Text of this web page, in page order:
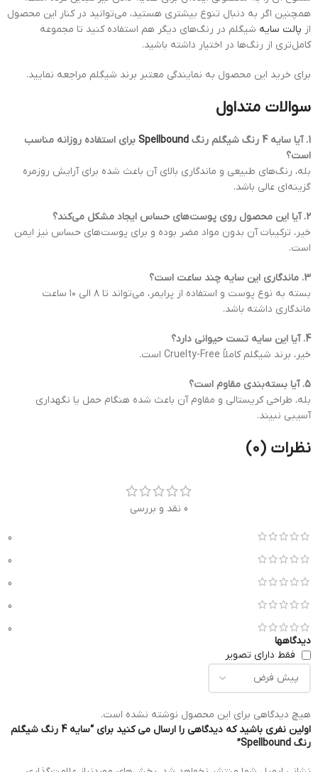
همچنین اگر به دنبال تنوع بیشتری هستید، می‌توانید در کنار این محصول
از پالت سایه شیگلم در رنگ‌های دیگر هم استفاده کنید تا مجموعه
کامل‌تری از رنگ‌ها در اختیار داشته باشید.
برای خرید این محصول به نمایندگی معتبر برند شیگلم مراجعه نمایید.
سوالات متداول
1. آیا سایه 4 رنگ شیگلم رنگ Spellbound برای استفاده روزانه مناسب
است؟
بله، رنگ‌های طبیعی و ماندگاری بالای آن باعث شده برای آرایش روزمره
گزینه‌ای عالی باشد.
2. آیا این محصول روی پوست‌های حساس ایجاد مشکل می‌کند؟
خیر، ترکیبات آن بدون مواد مضر بوده و برای پوست‌های حساس نیز ایمن
است.
3. ماندگاری این سایه چند ساعت است؟
بسته به نوع پوست و استفاده از پرایمر، می‌تواند تا ۸ الی ۱۰ ساعت
ماندگاری داشته باشد.
4. آیا این سایه تست حیوانی دارد؟
خیر، برند شیگلم کاملاً Cruelty-Free است.
5. آیا بسته‌بندی مقاوم است؟
بله، طراحی کریستالی و مقاوم آن باعث شده هنگام حمل یا نگهداری
آسیبی نبیند.
نظرات (0)
0 نقد و بررسی
0
0
0
0
0
دیدگاهها
فقط دارای تصویر
هیچ دیدگاهی برای این محصول نوشته نشده است.
اولین نفری باشید که دیدگاهی را ارسال می کنید برای “سایه 4 رنگ شیگلم
رنگ Spellbound”